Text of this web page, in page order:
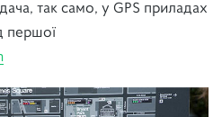
так само, у GPS приладах
першої